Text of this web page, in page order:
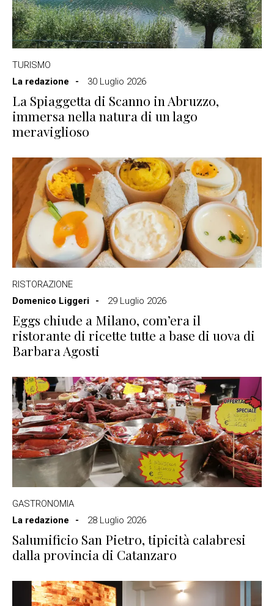
TURISMO
La redazione
30 Luglio 2026
La Spiaggetta di Scanno in Abruzzo,
immersa nella natura di un lago
meraviglioso
RISTORAZIONE
Domenico Liggeri
29 Luglio 2026
Eggs chiude a Milano, com’era il
ristorante di ricette tutte a base di uova di
Barbara Agosti
GASTRONOMIA
La redazione
28 Luglio 2026
Salumificio San Pietro, tipicità calabresi
dalla provincia di Catanzaro